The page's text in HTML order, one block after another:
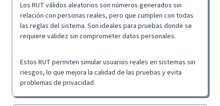
Los RUT válidos aleatorios son números generados sin
relación con personas reales, pero que cumplen con todas
las reglas del sistema. Son ideales para pruebas donde se
requiere validez sin comprometer datos personales.
Estos RUT permiten simular usuarios reales en sistemas sin
riesgos, lo que mejora la calidad de las pruebas y evita
problemas de privacidad.